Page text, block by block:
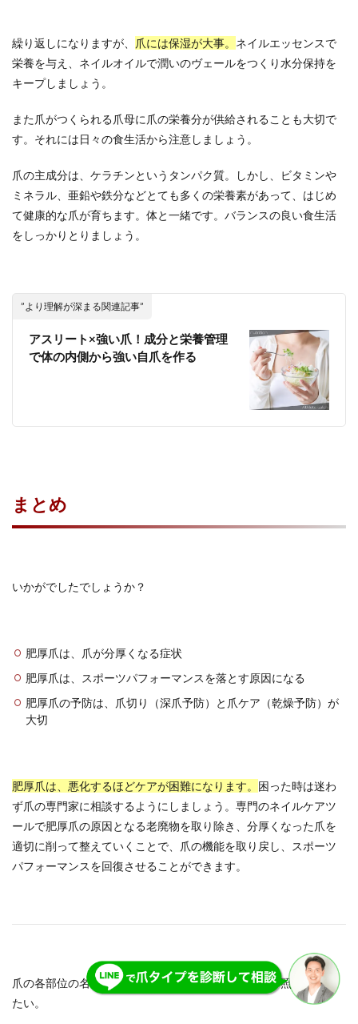
繰り返しになりますが、 爪には保湿が大事。 ネイルエッセンスで
栄養を与え、ネイルオイルで潤いのヴェールをつくり水分保持を
キープしましょう。
また爪がつくられる爪母に爪の栄養分が供給されることも大切で
す。それには日々の食生活から注意しましょう。
爪の主成分は、ケラチンというタンパク質。しかし、ビタミンや
ミネラル、亜鉛や鉄分などとても多くの栄養素があって、はじめ
て健康的な爪が育ちます。体と一緒です。バランスの良い食生活
をしっかりとりましょう。
”より理解が深まる関連記事”
アスリート×強い爪！成分と栄養管理
で体の内側から強い自爪を作る
まとめ
いかがでしたでしょうか？
肥厚爪は、爪が分厚くなる症状
肥厚爪は、スポーツパフォーマンスを落とす原因になる
肥厚爪の予防は、爪切り（深爪予防）と爪ケア（乾燥予防）が
大切
肥厚爪は、悪化するほどケアが困難になります。 困った時は迷わ
ず爪の専門家に相談するようにしましょう。専門のネイルケアツ
ールで肥厚爪の原因となる老廃物を取り除き、分厚くなった爪を
適切に削って整えていくことで、爪の機能を取り戻し、スポーツ
パフォーマンスを回復させることができます。
爪の各部位の名称や機能については、以下の記事を参照いただき
たい。